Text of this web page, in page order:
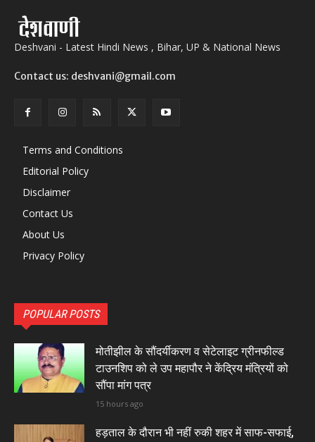
Deshvani - Latest Hindi News , Bihar, UP & National News
Contact us: deshvani@gmail.com
Terms and Conditions
Editorial Policy
Disclaimer
Contact Us
About Us
Privacy Policy
POPULAR POSTS
मोतीझील के सौंदर्यीकरण व सेटेलाइट ग्रीनफील्ड
टाउनशिप को ले उप महापौर ने केंद्रिय मंत्रियों को
सौंपा मांग पत्र
15 hours ago
हड़ताल के दौरान भी नहीं रुकी शहर में साफ-सफाई,